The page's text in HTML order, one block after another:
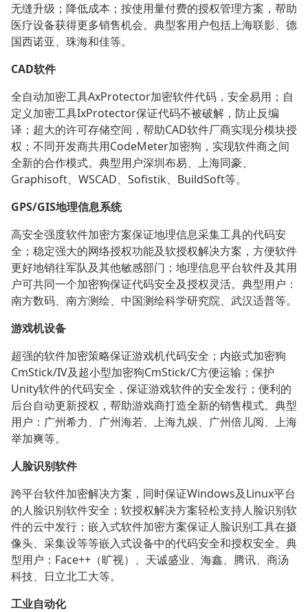
无缝升级；降低成本；按使用量付费的授权管理方案，帮助
医疗设备获得更多销售机会。典型客用户包括上海联影、德
国西诺亚、珠海和佳等。
CAD软件
全自动加密工具AxProtector加密软件代码，安全易用；自
定义加密工具IxProtector保证代码不被破解，防止反编
译；超大的许可存储空间，帮助CAD软件厂商实现分模块授
权；不同开发商共用CodeMeter加密狗，实现软件商之间
全新的合作模式。典型用户深圳布易、上海同豪、
Graphisoft、WSCAD、Sofistik、BuildSoft等。
GPS/GIS地理信息系统
高安全强度软件加密方案保证地理信息采集工具的代码安
全；稳定强大的网络授权功能及软授权解决方案，方便软件
更好地销往军队及其他敏感部门；地理信息平台软件及其用
户可共同一个加密狗保证代码安全及授权灵活。典型用户：
南方数码、南方测绘、中国测绘科学研究院、武汉适普等。
游戏机设备
超强的软件加密策略保证游戏机代码安全；内嵌式加密狗
CmStick/IV及超小型加密狗CmStick/C方便运输；保护
Unity软件的代码安全，保证游戏软件的安全发行；便利的
后台自动更新授权，帮助游戏商打造全新的销售模式。典型
用户：广州希力、广州海若、上海九娱、广州倍儿阅、上海
举加爽等。
人脸识别软件
跨平台软件加密解决方案，同时保证Windows及Linux平台
的人脸识别软件安全；软授权解决方案轻松支持人脸识别软
件的云中发行；嵌入式软件加密方案保证人脸识别工具在摄
像头、采集设等等嵌入式设备中的代码安全和授权安全。典
型用户：Face++（旷视）、天诚盛业、海鑫、腾讯、商汤
科技、日立北工大等。
工业自动化